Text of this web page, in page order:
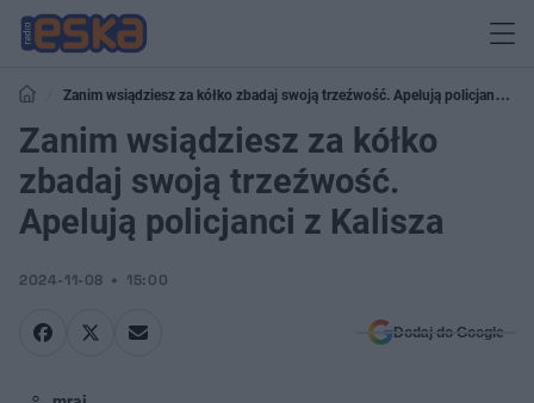
Zanim wsiądziesz za kółko zbadaj swoją trzeźwość. Apelują policjanci z
Kalisza
Zanim wsiądziesz za kółko
zbadaj swoją trzeźwość.
Apelują policjanci z Kalisza
2024-11-08 15:00
Dodaj do Google